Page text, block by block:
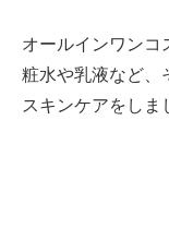
オールインワンコ
粧水や乳液など、
スキンケアをしま